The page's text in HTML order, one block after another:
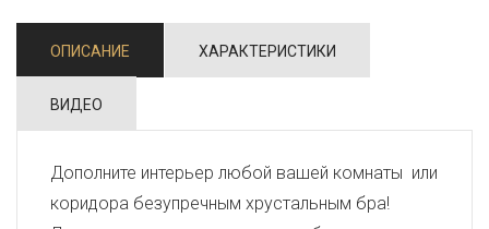
ОПИСАНИЕ ХАРАКТЕРИСТИКИ
ВИДЕО
Дополните интерьер любой вашей комнаты или
коридора безупречным хрустальным бра!